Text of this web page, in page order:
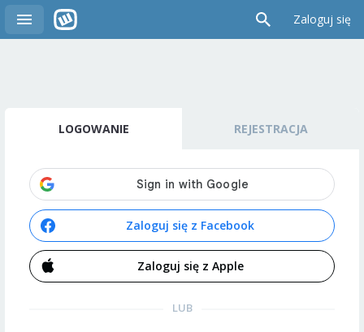
Zaloguj się
LOGOWANIE REJESTRACJA
Zaloguj się z Facebook
Zaloguj się z Apple
LUB